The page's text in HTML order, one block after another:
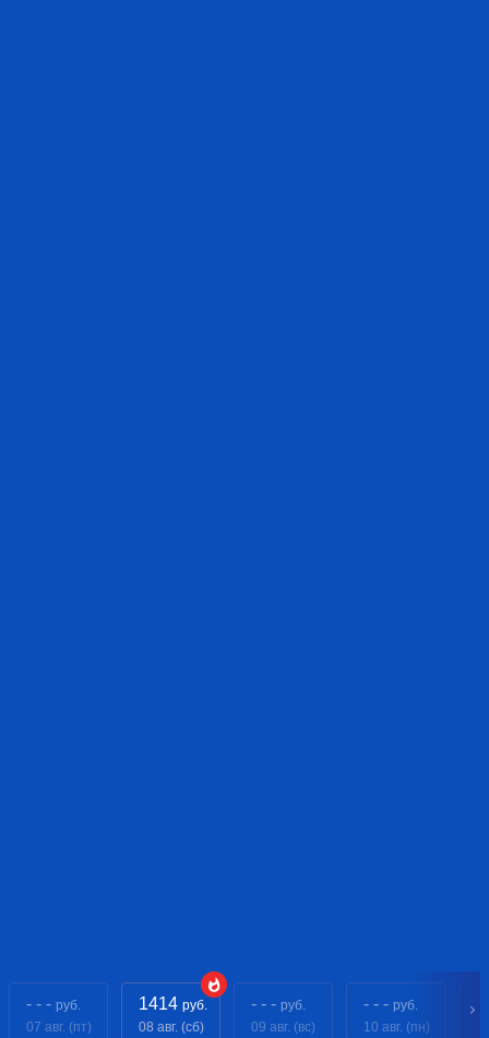
- - - руб.
07 авг. (пт)
1414 руб.
08 авг. (сб)
- - - руб.
09 авг. (вс)
- - - руб.
10 авг. (пн)